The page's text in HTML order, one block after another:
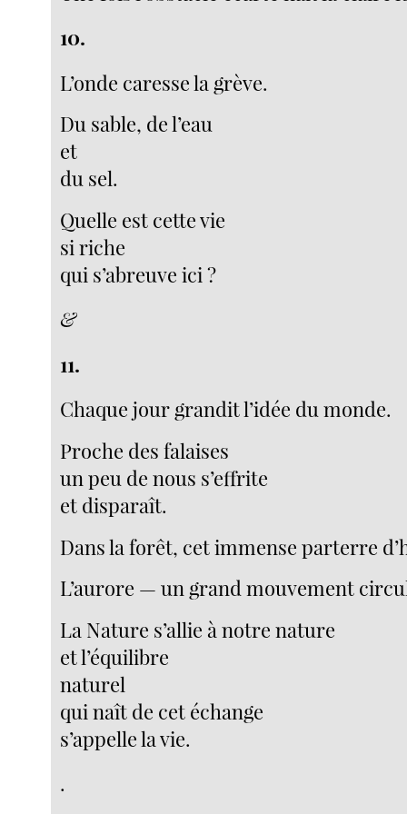
10.
L’onde caresse la grève.
Du sable, de l’eau
et
du sel.
Quelle est cette vie
si riche
qui s’abreuve ici ?
&
11.
Chaque jour grandit l’idée du monde.
Proche des falaises
un peu de nous s’effrite
et disparaît.
Dans la forêt, cet immense parterre
L’aurore — un grand mouvement
La Nature s’allie à notre nature
et l’équilibre
naturel
qui naît de cet échange
s’appelle la vie.
.